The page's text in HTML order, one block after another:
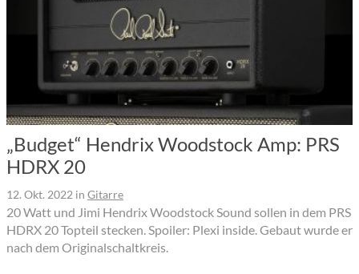
„Budget“ Hendrix Woodstock Amp: PRS
HDRX 20
12. Okt. 2022 in Gitarre
20 Watt und Jimi Hendrix Woodstock Sound sollen in dem PRS
HDRX 20 Topteil stecken. Spoiler: Plexi inside. Gebaut wurde er
nach dem Originalschaltkreis.